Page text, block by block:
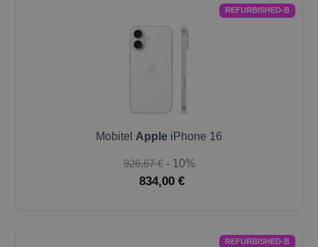
REFURBISHED-B
Mobitel Apple iPhone 16
926,67 € - 10%
834,00 €
REFURBISHED-B